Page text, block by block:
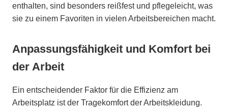
enthalten, sind besonders reißfest und pflegeleicht, was
sie zu einem Favoriten in vielen Arbeitsbereichen macht.
Anpassungsfähigkeit und Komfort bei
der Arbeit
Ein entscheidender Faktor für die Effizienz am
Arbeitsplatz ist der Tragekomfort der Arbeitskleidung.